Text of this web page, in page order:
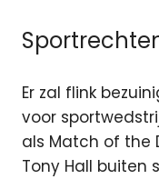
Er zal flink
voor
als Match of the
Tony Hall buiten